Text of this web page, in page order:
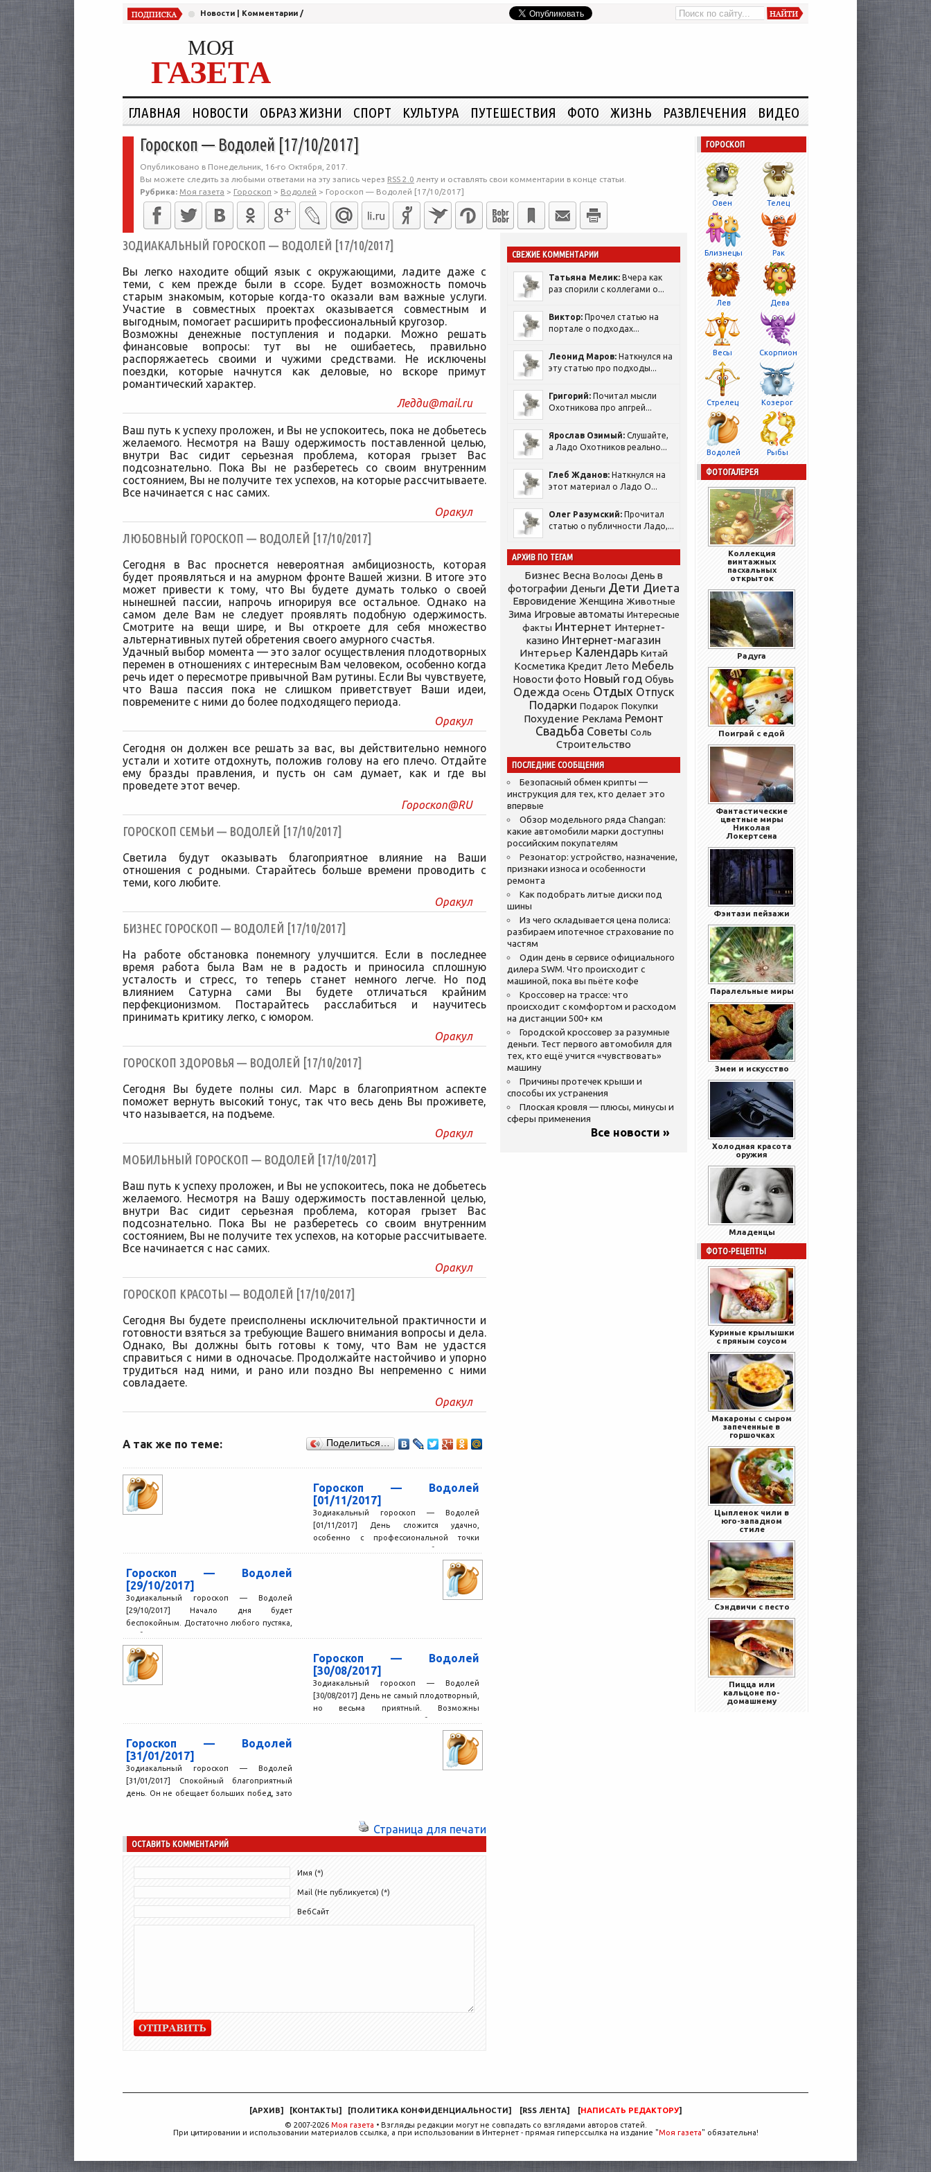
Новости Комментарии /
МОЯ
ГАЗЕТА
ГЛАВНАЯ НОВОСТИ ОБРАЗ ЖИЗНИ СПОРТ КУЛЬТУРА ПУТЕШЕСТВИЯ ФОТО ЖИЗНЬ РАЗВЛЕЧЕНИЯ ВИДЕО
Гороскоп — Водолей [17/10/2017]
Опубликовано в Понедельник, 16-го Октября, 2017.
Вы можете следить за любыми ответами на эту запись через RSS 2.0 ленту и оставлять свои комментарии в конце статьи.
Рубрика: Моя газета > Гороскоп > Водолей > Гороскоп — Водолей [17/10/2017]
ЗОДИАКАЛЬНЫЙ ГОРОСКОП — ВОДОЛЕЙ [17/10/2017]
Вы легко находите общий язык с окружающими, ладите даже с
теми, с кем прежде были в ссоре. Будет возможность помочь
старым знакомым, которые когда-то оказали вам важные услуги.
Участие в совместных проектах оказывается совместным и
выгодным, помогает расширить профессиональный кругозор.
Возможны денежные поступления и подарки. Можно решать
финансовые вопросы: тут вы не ошибаетесь, правильно
распоряжаетесь своими и чужими средствами. Не исключены
поездки, которые начнутся как деловые, но вскоре примут
романтический характер.
Ледди@mail.ru
Ваш путь к успеху проложен, и Вы не успокоитесь, пока не добьетесь
желаемого. Несмотря на Вашу одержимость поставленной целью,
внутри Вас сидит серьезная проблема, которая грызет Вас
подсознательно. Пока Вы не разберетесь со своим внутренним
состоянием, Вы не получите тех успехов, на которые рассчитываете.
Все начинается с нас самих.
Оракул
ЛЮБОВНЫЙ ГОРОСКОП — ВОДОЛЕЙ [17/10/2017]
Сегодня в Вас проснется невероятная амбициозность, которая
будет проявляться и на амурном фронте Вашей жизни. В итоге это
может привести к тому, что Вы будете думать только о своей
нынешней пассии, напрочь игнорируя все остальное. Однако на
самом деле Вам не следует проявлять подобную одержимость.
Смотрите на вещи шире, и Вы откроете для себя множество
альтернативных путей обретения своего амурного счастья.
Удачный выбор момента — это залог осуществления плодотворных
перемен в отношениях с интересным Вам человеком, особенно когда
речь идет о пересмотре привычной Вам рутины. Если Вы чувствуете,
что Ваша пассия пока не слишком приветствует Ваши идеи,
повремените с ними до более подходящего периода.
Оракул
Сегодня он должен все решать за вас, вы действительно немного
устали и хотите отдохнуть, положив голову на его плечо. Отдайте
ему бразды правления, и пусть он сам думает, как и где вы
проведете этот вечер.
Гороскоп@RU
ГОРОСКОП СЕМЬИ — ВОДОЛЕЙ [17/10/2017]
Светила будут оказывать благоприятное влияние на Ваши
отношения с родными. Старайтесь больше времени проводить с
теми, кого любите.
Оракул
БИЗНЕС ГОРОСКОП — ВОДОЛЕЙ [17/10/2017]
На работе обстановка понемногу улучшится. Если в последнее
время работа была Вам не в радость и приносила сплошную
усталость и стресс, то теперь станет немного легче. Но под
влиянием Сатурна сами Вы будете отличаться крайним
перфекционизмом. Постарайтесь расслабиться и научитесь
принимать критику легко, с юмором.
Оракул
ГОРОСКОП ЗДОРОВЬЯ — ВОДОЛЕЙ [17/10/2017]
Сегодня Вы будете полны сил. Марс в благоприятном аспекте
поможет вернуть высокий тонус, так что весь день Вы проживете,
что называется, на подъеме.
Оракул
МОБИЛЬНЫЙ ГОРОСКОП — ВОДОЛЕЙ [17/10/2017]
Ваш путь к успеху проложен, и Вы не успокоитесь, пока не добьетесь
желаемого. Несмотря на Вашу одержимость поставленной целью,
внутри Вас сидит серьезная проблема, которая грызет Вас
подсознательно. Пока Вы не разберетесь со своим внутренним
состоянием, Вы не получите тех успехов, на которые рассчитываете.
Все начинается с нас самих.
Оракул
ГОРОСКОП КРАСОТЫ — ВОДОЛЕЙ [17/10/2017]
Сегодня Вы будете преисполнены исключительной практичности и
готовности взяться за требующие Вашего внимания вопросы и дела.
Однако, Вы должны быть готовы к тому, что Вам не удастся
справиться с ними в одночасье. Продолжайте настойчиво и упорно
трудиться над ними, и рано или поздно Вы непременно с ними
совладаете.
Оракул
А так же по теме: Поделиться…
Гороскоп — Водолей
[01/11/2017]
Зодиакальный гороскоп — Водолей
[01/11/2017] День сложится удачно,
особенно с профессиональной точки
зрения. Вы с энтузиазмом беретесь за
Гороскоп — Водолей
[29/10/2017]
Зодиакальный гороскоп — Водолей
[29/10/2017] Начало дня будет
беспокойным. Достаточно любого пустяка,
чтобы вы начали волноваться и ждать
неприятностей. Окружающие...
Гороскоп — Водолей
[30/08/2017]
Зодиакальный гороскоп — Водолей
[30/08/2017] День не самый плодотворный,
но весьма приятный. Возможны
интересные встречи, будет шанс
Гороскоп — Водолей
[31/01/2017]
Зодиакальный гороскоп — Водолей
[31/01/2017] Спокойный благоприятный
день. Он не обещает больших побед, зато
Страница для печати
ОСТАВИТЬ КОММЕНТАРИЙ
Имя (*)
Mail (Не публикуется) (*)
ВебСайт
СВЕЖИЕ КОММЕНТАРИИ
Татьяна Мелик: Вчера как
раз спорили с коллегами о...
Виктор: Прочел статью на
портале о подходах...
Леонид Маров: Наткнулся на
эту статью про подходы...
Григорий: Почитал мысли
Охотникова про апгрей...
Ярослав Озимый: Слушайте,
а Ладо Охотников реально...
Глеб Жданов: Наткнулся на
этот материал о Ладо О...
Олег Разумский: Прочитал
статью о публичности Ладо,...
АРХИВ ПО ТЕГАМ
Бизнес Весна Волосы День в
фотографии Деньги Дети Диета
Евровидение Женщина Животные
Зима Игровые автоматы Интересные
факты Интернет Интернет-
казино Интернет-магазин
Интерьер Календарь Китай
Косметика Кредит Лето Мебель
Новости фото Новый год Обувь
Одежда Осень Отдых Отпуск
Подарки Подарок Покупки
Похудение Реклама Ремонт
Свадьба Советы Соль
Строительство
ПОСЛЕДНИЕ СООБЩЕНИЯ
Безопасный обмен крипты —
инструкция для тех, кто делает это
впервые
Обзор модельного ряда Changan:
какие автомобили марки доступны
российским покупателям
Резонатор: устройство, назначение,
признаки износа и особенности
ремонта
Как подобрать литые диски под
шины
Из чего складывается цена полиса:
разбираем ипотечное страхование по
частям
Один день в сервисе официального
дилера SWM. Что происходит с
машиной, пока вы пьёте кофе
Кроссовер на трассе: что
происходит с комфортом и расходом
на дистанции 500+ км
Городской кроссовер за разумные
деньги. Тест первого автомобиля для
тех, кто ещё учится «чувствовать»
машину
Причины протечек крыши и
способы их устранения
Плоская кровля — плюсы, минусы и
сферы применения
Все новости »
ГОРОСКОП
Овен Телец
Близнецы Рак
Лев Дева
Весы Скорпион
Стрелец Козерог
Водолей Рыбы
ФОТОГАЛЕРЕЯ
Коллекция
винтажных
пасхальных
открыток
Радуга
Поиграй с едой
Фантастические
цветные миры
Николая
Локертсена
Фэнтази пейзажи
Паралельные миры
Змеи и искусство
Холодная красота
оружия
Младенцы
ФОТО-РЕЦЕПТЫ
Куриные крылышки
с пряным соусом
Макароны с сыром
запеченные в
горшочках
Цыпленок чили в
юго-западном
стиле
Сэндвичи с песто
Пицца или
кальцоне по-
домашнему
[АРХИВ] [КОНТАКТЫ] [ПОЛИТИКА КОНФИДЕНЦИАЛЬНОСТИ] [RSS ЛЕНТА] [НАПИСАТЬ РЕДАКТОРУ]
© 2007-2026 Моя газета • Взгляды редакции могут не совпадать со взглядами авторов статей.
При цитировании и использовании материалов ссылка, а при использовании в Интернет - прямая гиперссылка на издание "Моя газета" обязательна!